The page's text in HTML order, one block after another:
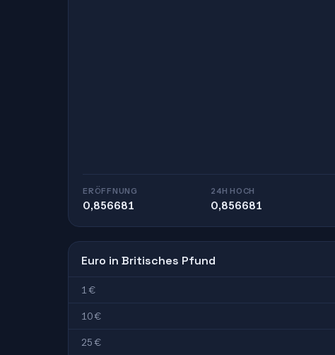
ERÖFFNUNG
0,856681
24H HOCH
0,856681
Euro in Britisches Pfund
1 €
10 €
25 €